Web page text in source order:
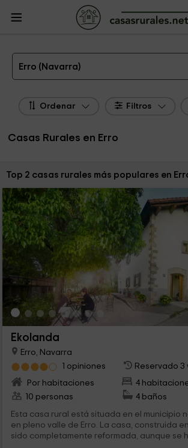
Casas Rurales
Erro
Las 2 mejores casas rurales en Erro de 2026
Erro (Navarra)
Ordenar Filtros
Casas Rurales en Erro
Ordenar por:
Top 2 casas rurales más populares en
Ekolanda
Erro, Navarra
1 opiniones
Reservado 3
Por habitaciones
4
10 personas
4 baños
Esta casa rural está situada en el municipio
en pleno valle de Erro. La casa, construida
sido completamente reformada, aunque se